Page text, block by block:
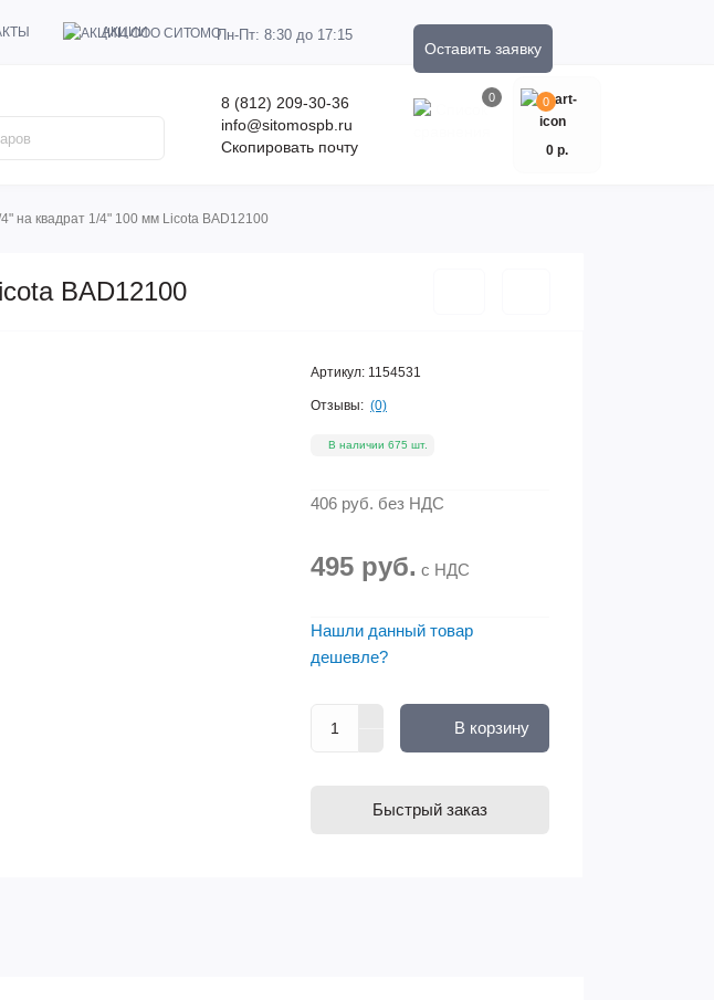
АКЦИИ Пн-Пт: 8:30 до 17:15
Оставить заявку
8 (812) 209-30-36
info@sitomospb.ru
Скопировать почту
0 0
0 р.
на квадрат 1/4" 100 мм Licota BAD12100
BAD12100
Артикул: 1154531
Отзывы: (0)
В наличии 675 шт.
406 руб. без НДС
495 руб. с НДС
Нашли данный товар
дешевле?
В корзину
Быстрый заказ